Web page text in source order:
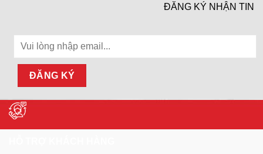
ĐĂNG KÝ NHẬN TIN